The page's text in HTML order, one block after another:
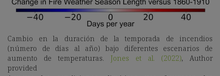
Cambio en la duración de la temporada de incendios
(número de días al año) bajo diferentes escenarios de
aumento de temperaturas.
Jones et al. (2022),
Author
provided